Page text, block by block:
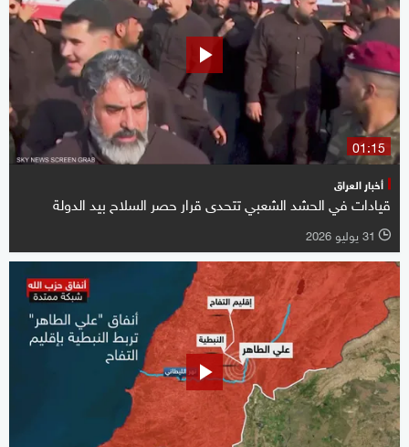
01:15
أخبار العراق
قيادات في الحشد الشعبي تتحدى قرار حصر السلاح بيد الدولة
l 31 يوليو 2026